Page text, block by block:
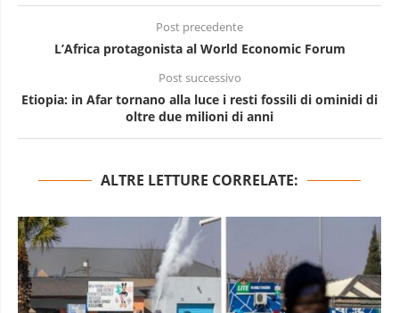
Post precedente
L’Africa protagonista al World Economic Forum
Post successivo
Etiopia: in Afar tornano alla luce i resti fossili di ominidi di
oltre due milioni di anni
ALTRE LETTURE CORRELATE: